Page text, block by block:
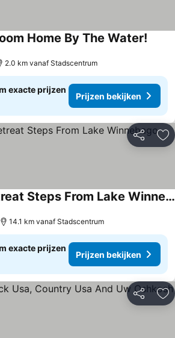
Home By The Water!
2.0 km vanaf Stadscentrum
exacte prijzen
Prijzen bekijken
Delen
Countryside Retreat Steps From Lake Winnebago
14.1 km vanaf Stadscentrum
exacte prijzen
Prijzen bekijken
Delen